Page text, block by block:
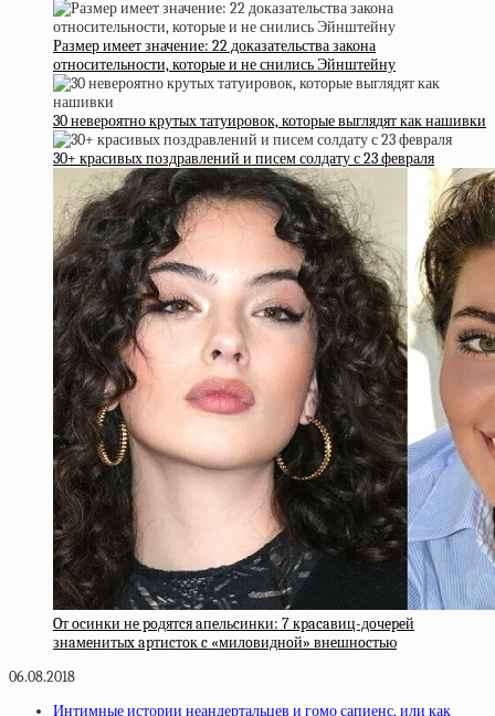
Размер имеет значение: 22 доказательства закона
относительности, которые и не снились Эйнштейну
30 невероятно крутых татуировок, которые выглядят как нашивки
30+ красивых поздравлений и писем солдату с 23 февраля
Oт ocинки нe poдятcя aпeльcинки: 7 кpacaвиц-дoчepeй
знaмeнитыx apтиcтoк c «милoвиднoй» внeшнocтью
06.08.2018
Интимные истории неандертальцев и гомо сапиенс, или как